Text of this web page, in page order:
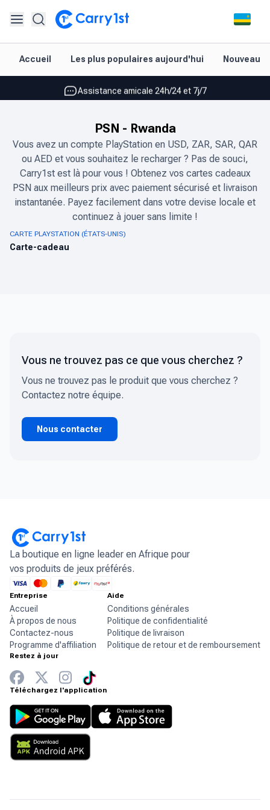
Accueil Les plus populaires aujourd'hui
Les meilleures offres pour vos meilleurs jeux
Assistance amicale 24h/24 et 7j/7
Les meilleures offres pour vos meilleurs jeux
Assistance amicale 24h/24 et 7j/7
Noté 4,45 sur Google Play et l'App Store
PSN - Rwanda
Vous avez un compte PlayStation en USD, ZAR, SAR, QAR
ou AED et vous souhaitez le recharger ? Pas de souci,
Carry1st est là pour vous ! Obtenez vos cartes cadeaux
PSN aux meilleurs prix avec paiement sécurisé et livraison
instantanée. Payez facilement dans votre devise locale et
continuez à jouer sans limite !
CARTE PLAYSTATION (ÉTATS-UNIS)
Carte-cadeau
Vous ne trouvez pas ce que vous cherchez ?
Vous ne trouvez pas le produit que vous cherchez ?
Contactez notre équipe.
Nous contacter
La boutique en ligne leader en Afrique pour
vos produits de jeux préférés.
Entreprise
Accueil
À propos de nous
Contactez-nous
Programme d'affiliation
Aide
Conditions générales
Politique de confidentialité
Politique de livraison
Politique de retour et de remboursement
Restez à jour
Téléchargez l'application